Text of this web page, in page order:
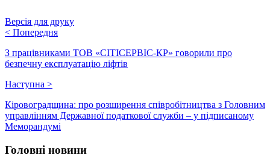
Версія для друку
< Попередня
З працівниками ТОВ «СІТІСЕРВІС-КР» говорили про
безпечну експлуатацію ліфтів
Наступна >
Кіровоградщина: про розширення співробітництва з Головним
управлінням Державної податкової служби – у підписаному
Меморандумі
Головні новини